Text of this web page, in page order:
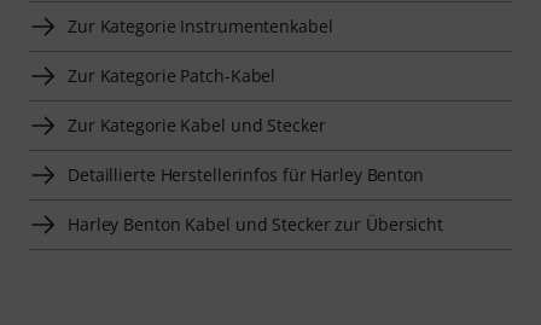
Zur Kategorie Instrumentenkabel
Zur Kategorie Patch-Kabel
Zur Kategorie Kabel und Stecker
Detaillierte Herstellerinfos für Harley Benton
Harley Benton Kabel und Stecker zur Übersicht